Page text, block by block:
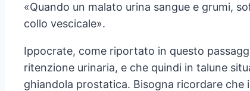
«Quando un malato urina sangue e grumi,
collo vescicale».
Ippocrate, come riportato in questo
ritenzione urinaria, e che quindi in talune
ghiandola prostatica. Bisogna ricordare che